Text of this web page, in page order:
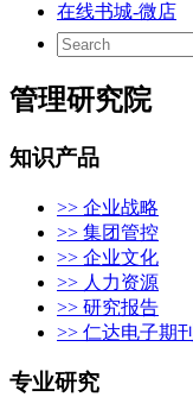
在线书城-微店
管理研究院
知识产品
>> 企业战略
>> 集团管控
>> 企业文化
>> 人力资源
>> 研究报告
>> 仁达电子期刊
专业研究